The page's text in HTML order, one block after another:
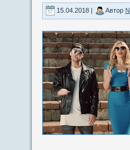
15.04.2018 | Автор